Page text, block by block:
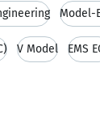
Model-
V Model EMS